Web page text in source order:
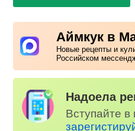
Аймкук в
Новые рецепты и
Российском
Надоела
Вступайте в